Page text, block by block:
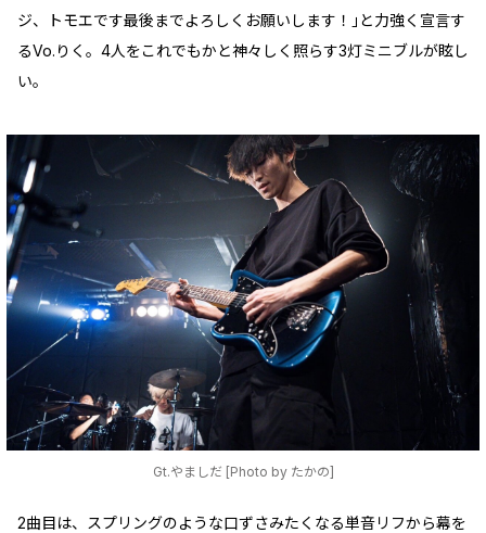
ジ、トモエです最後までよろしくお願いします！｣と力強く宣言す
るVo.りく。4人をこれでもかと神々しく照らす3灯ミニブルが眩し
い。
Gt.やましだ [Photo by たかの]
2曲目は、スプリングのような口ずさみたくなる単音リフから幕を